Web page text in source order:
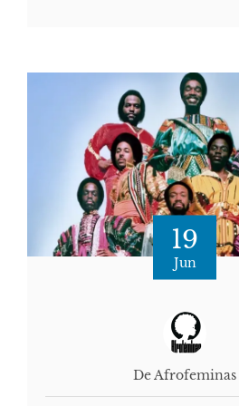
19
Jun
De Afrofeminas